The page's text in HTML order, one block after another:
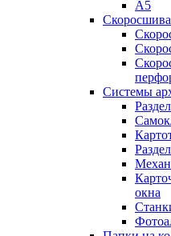
А5
Системы
окна